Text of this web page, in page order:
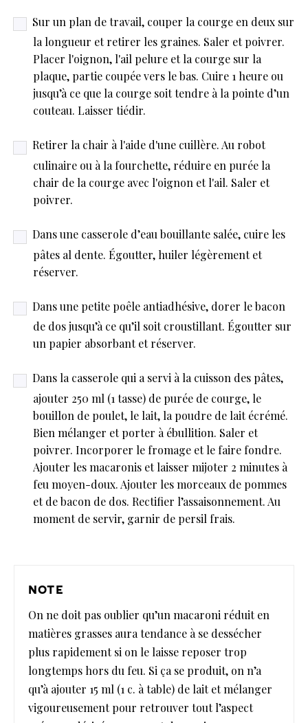
Sur un plan de travail, couper la courge en deux sur
la longueur et retirer les graines. Saler et poivrer.
Placer l'oignon, l'ail pelure et la courge sur la
plaque, partie coupée vers le bas. Cuire 1 heure ou
jusqu’à ce que la courge soit tendre à la pointe d’un
couteau. Laisser tiédir.
Retirer la chair à l'aide d'une cuillère. Au robot
culinaire ou à la fourchette, réduire en purée la
chair de la courge avec l'oignon et l'ail. Saler et
poivrer.
Dans une casserole d’eau bouillante salée, cuire les
pâtes al dente. Égoutter, huiler légèrement et
réserver.
Dans une petite poêle antiadhésive, dorer le bacon
de dos jusqu’à ce qu’il soit croustillant. Égoutter sur
un papier absorbant et réserver.
Dans la casserole qui a servi à la cuisson des pâtes,
ajouter 250 ml (1 tasse) de purée de courge, le
bouillon de poulet, le lait, la poudre de lait écrémé.
Bien mélanger et porter à ébullition. Saler et
poivrer. Incorporer le fromage et le faire fondre.
Ajouter les macaronis et laisser mijoter 2 minutes à
feu moyen-doux. Ajouter les morceaux de pommes
et de bacon de dos. Rectifier l’assaisonnement. Au
moment de servir, garnir de persil frais.
note
On ne doit pas oublier qu’un macaroni réduit en
matières grasses aura tendance à se dessécher
plus rapidement si on le laisse reposer trop
longtemps hors du feu. Si ça se produit, on n’a
qu’à ajouter 15 ml (1 c. à table) de lait et mélanger
vigoureusement pour retrouver tout l’aspect